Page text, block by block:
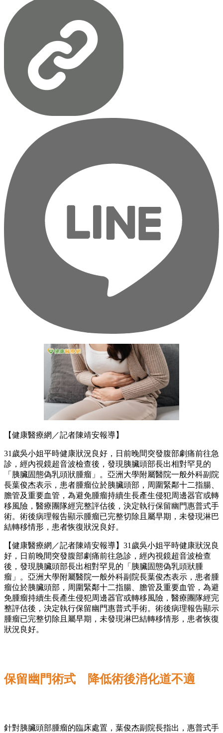
【健康醫療網／記者陳靖安報導】
31歲吳小姐平時健康狀況良好，日前晚間突發腹部劇痛前往急
診，經內視鏡超音波檢查後，發現胰臟頭部長出相對罕見的
「胰臟固態偽乳頭狀腫瘤」。亞洲大學附屬醫院一般外科副院
長葉俊杰表示，患者腫瘤位於胰臟頭部，周圍緊鄰十二指腸、
膽管及重要血管，為避免腫瘤持續生長產生侵犯周邊器官或轉
移風險，醫療團隊經完整評估後，決定執行保留幽門惠普式手
術。術後病理報告顯示腫瘤已完整切除且屬早期，未發現淋巴
結轉移情形，患者恢復狀況良好。
【健康醫療網／記者陳靖安報導】31歲吳小姐平時健康狀況良
好，日前晚間突發腹部劇痛前往急診，經內視鏡超音波檢查
後，發現胰臟頭部長出相對罕見的「胰臟固態偽乳頭狀腫
瘤」。亞洲大學附屬醫院一般外科副院長葉俊杰表示，患者腫
瘤位於胰臟頭部，周圍緊鄰十二指腸、膽管及重要血管，為避
免腫瘤持續生長產生侵犯周邊器官或轉移風險，醫療團隊經完
整評估後，決定執行保留幽門惠普式手術。術後病理報告顯示
腫瘤已完整切除且屬早期，未發現淋巴結轉移情形，患者恢復
狀況良好。
保留幽門術式 降低術後消化道不適
針對胰臟頭部腫瘤的臨床處置，葉俊杰副院長指出，惠普式手